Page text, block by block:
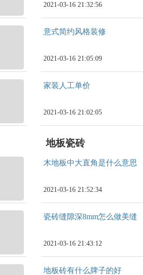
2021-03-16 21:32:56
意式简约风格装修
2021-03-16 21:05:09
家装人工单价
2021-03-16 21:02:05
地板瓷砖
木地板中大直角是什么意思
2021-03-16 21:52:34
瓷砖缝隙深8mm怎么做美缝
2021-03-16 21:43:12
地板砖有什么牌子的好